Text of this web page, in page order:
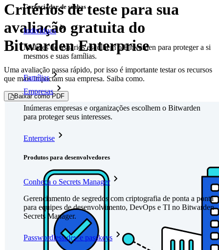
Gerenciador de senhas
Indivíduos
Milhões de usuários escolhem o Bitwarden para proteger a si
mesmos e suas famílias.
Famílias
Empresas
Inúmeras empresas e organizações escolhem o Bitwarden
para proteger seus interesses.
Enterprise
Produtos para desenvolvedores
Conheça o Secrets Manager
Gerenciamento de segredos com criptografia de ponta a ponta
para equipes de desenvolvimento, DevOps e TI no Bitwarden
Secrets Manager.
Passwordless.dev e passkeys
Critérios de teste para sua
avaliação gratuita do
Bitwarden Enterprise
Uma avaliação passa rápido, por isso é importante testar os recursos
que mais impactam sua empresa. Saiba como.
Baixar como PDF